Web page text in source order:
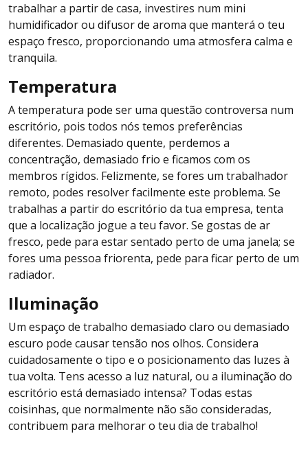
trabalhar a partir de casa, investires num mini
humidificador ou difusor de aroma que manterá o teu
espaço fresco, proporcionando uma atmosfera calma e
tranquila.
Temperatura
A temperatura pode ser uma questão controversa num
escritório, pois todos nós temos preferências
diferentes. Demasiado quente, perdemos a
concentração, demasiado frio e ficamos com os
membros rígidos. Felizmente, se fores um trabalhador
remoto, podes resolver facilmente este problema. Se
trabalhas a partir do escritório da tua empresa, tenta
que a localização jogue a teu favor. Se gostas de ar
fresco, pede para estar sentado perto de uma janela; se
fores uma pessoa friorenta, pede para ficar perto de um
radiador.
Iluminação
Um espaço de trabalho demasiado claro ou demasiado
escuro pode causar tensão nos olhos. Considera
cuidadosamente o tipo e o posicionamento das luzes à
tua volta. Tens acesso a luz natural, ou a iluminação do
escritório está demasiado intensa? Todas estas
coisinhas, que normalmente não são consideradas,
contribuem para melhorar o teu dia de trabalho!